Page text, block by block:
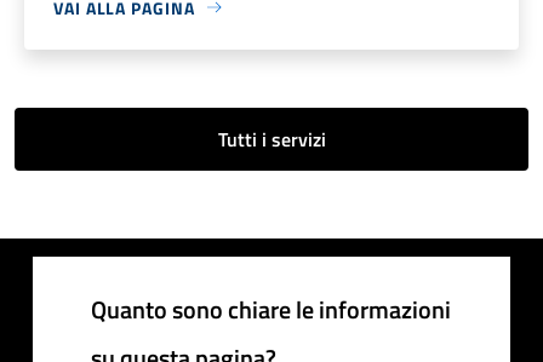
VAI ALLA PAGINA
Tutti i servizi
Quanto sono chiare le informazioni